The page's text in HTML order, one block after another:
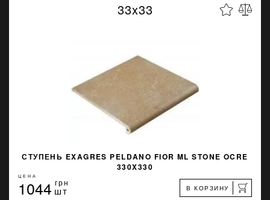
33x33
СТУПЕНЬ EXAGRES PELDANO FIOR ML STONE OCRE
330X330
ЦЕНА
1044 грн
шт В КОРЗИНУ